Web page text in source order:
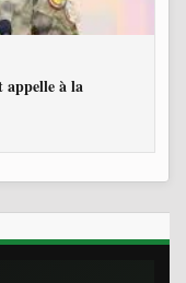
appelle à la